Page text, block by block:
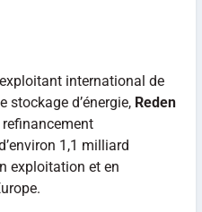
international de
stockage d’énergie, Reden
1,1 milliard
exploitation et en